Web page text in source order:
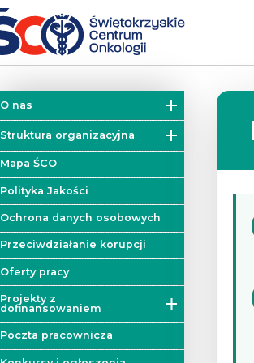
O nas
Misja
Historia
Władze
Struktura organizacyjna
Działy
Kliniki
Zakłady
Colorectal Cancer Unit
Blok operacyjny
Mobilna Pracownia Badań
Diagnostycznych
Poradnie
Mapa ŚCO
Polityka Jakości
Ochrona danych osobowych
Przeciwdziałanie korupcji
Oferty pracy
Projekty z
dofinansowaniem
Projekty unijne
Poczta pracownicza